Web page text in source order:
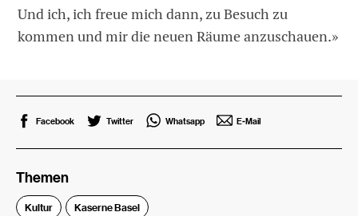
Und ich, ich freue mich dann, zu Besuch zu
kommen und mir die neuen Räume anzuschauen.»
Facebook Twitter Whatsapp E-Mail
Themen
Kultur Kaserne Basel